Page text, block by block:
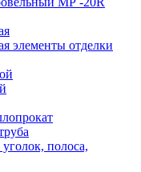
элементы отделки
полоса,